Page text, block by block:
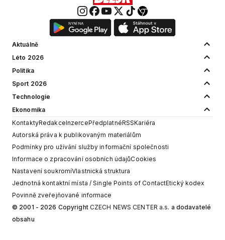
Aktuálně
Léto 2026
Politika
Sport 2026
Technologie
Ekonomika
KontaktyRedakceInzercePředplatnéRSSKariéra
Autorská práva k publikovaným materiálům
Podmínky pro užívání služby informační společnosti
Informace o zpracování osobních údajůCookies
Nastavení soukromíVlastnická struktura
Jednotná kontaktní místa / Single Points of ContactEtický kodex
Povinně zveřejňované informace
© 2001 - 2026 Copyright CZECH NEWS CENTER a.s. a dodavatelé
obsahu